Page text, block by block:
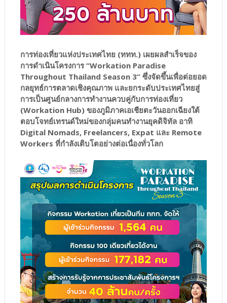
การท่องเที่ยวแห่งประเทศไทย (ททท.) เผยผลสำเร็จของ
การดำเนินโครงการ “Workation Paradise
Throughout Thailand Season 3” ซึ่งจัดขึ้นเพื่อต่อยอด
กลยุทธ์การตลาดเชิงคุณภาพ และยกระดับประเทศไทยสู่
การเป็นศูนย์กลางการทำงานควบคู่กับการท่องเที่ยว
(Workation Hub) ของภูมิภาคเอเชียตะวันออกเฉียงใต้
ตอบโจทย์เทรนด์ใหม่ของกลุ่มคนทำงานยุคดิจิทัล อาทิ
Digital Nomads, Freelancers, Expat และ Remote
Workers ที่กำลังเติบโตอย่างต่อเนื่องทั่วโลก